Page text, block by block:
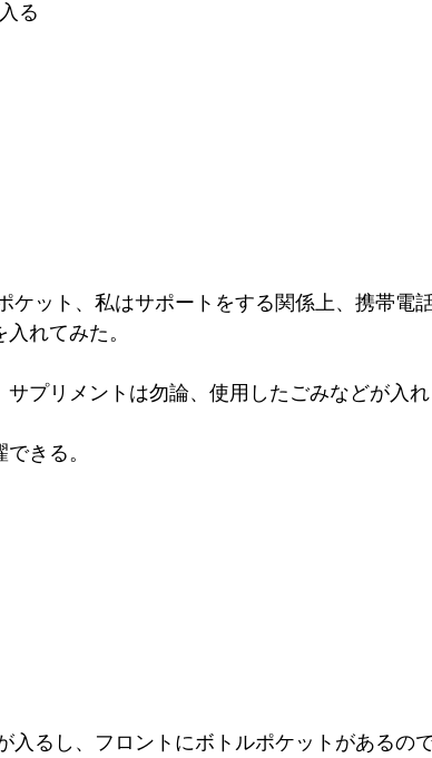
る
れてみた。
プリメントは勿論、使用したごみなどが入
きる。